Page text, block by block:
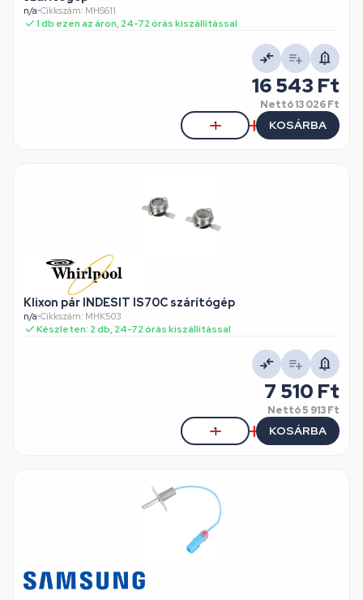
n/a•Cikkszám: MHS611
1 db ezen az áron, 24-72 órás kiszállítással
16 543 Ft
Nettó13 026 Ft
KOSÁRBA
Klixon pár INDESIT IS70C szárítógép
n/a•Cikkszám: MHK503
Készleten: 2 db, 24-72 órás kiszállítással
7 510 Ft
Nettó5 913 Ft
KOSÁRBA